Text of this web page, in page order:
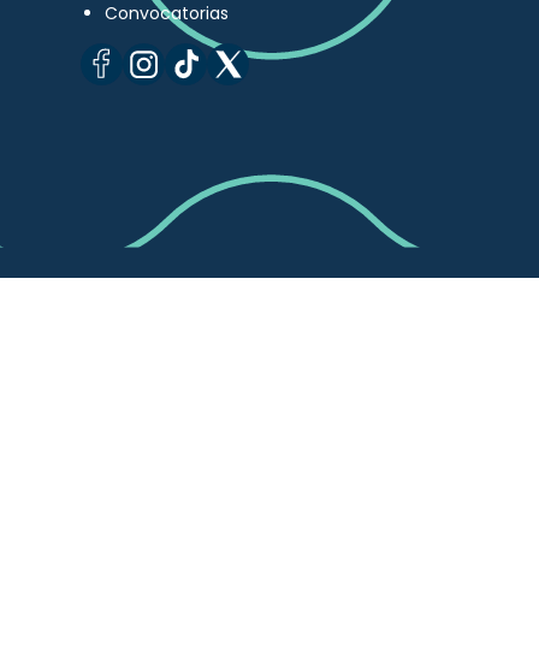
Convocatorias